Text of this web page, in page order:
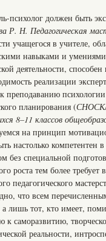
психолог должен быть
Р. Н. Педагогическая
учащегося в учителе,
навыками и
деятельности,
реализации
преподаванию
планирования (
8–11 классов
на принцип
настолько компетентен
без специальной
роста тем более
педагогического
что всем
лишь тот, кто имеет,
к саморазвитию,
реальности,